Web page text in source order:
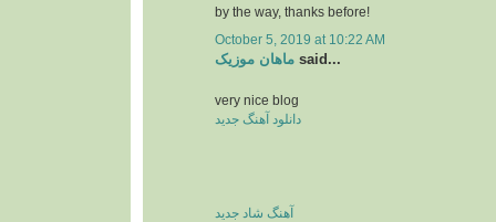
by the way, thanks before!
October 5, 2019 at 10:22 AM
ماهان موزیک said...
very nice blog
دانلود آهنگ جدید
آهنگ شاد جدید